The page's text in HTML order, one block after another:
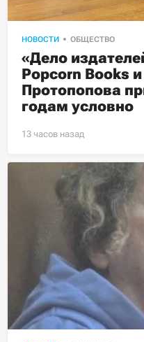
НОВОСТИ ОБЩЕСТВО
«Дело
Popcorn Books
Протопопова
годам условно